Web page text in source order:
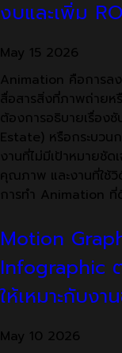
งบและเพิ่ม
May 15 2026
Animation คือการล
สื่อสารสิ่งที่ภาพถ่ายหรื
ต้องการอธิบายเรื่อง
Estate) หรือกระบวน
งานที่ไม่มีเป้าหมายชัด
คุณภาพ และงานที่ใช้
การทำ Animation ที่ดี
Motion
Infographic
ให้เหมาะกับง
May 10 2026